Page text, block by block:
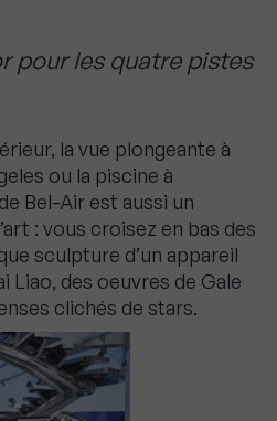
pour les quatre pistes
la vue plongeante à
ou la piscine à
Bel-Air est aussi un
: vous croisez en bas des
sculpture d’un appareil
Liao, des oeuvres de Gale
clichés de stars.